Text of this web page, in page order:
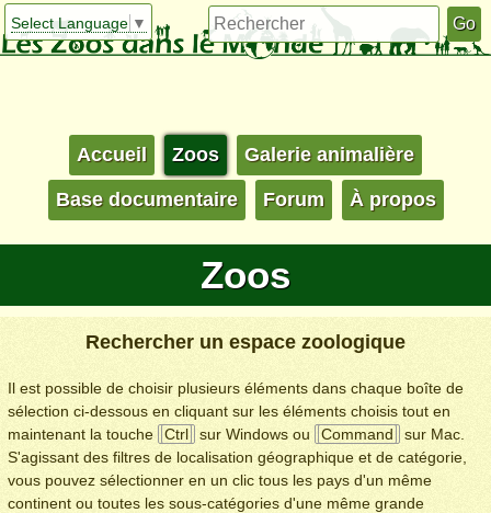
Select Language ▼
Accueil Zoos Galerie animalière
Base documentaire Forum À propos
Zoos
Rechercher un espace zoologique
Il est possible de choisir plusieurs éléments dans chaque boîte de
sélection ci-dessous en cliquant sur les éléments choisis tout en
maintenant la touche
Ctrl sur Windows ou Command
sur Mac.
S'agissant des filtres de localisation géographique et de catégorie,
vous pouvez sélectionner en un clic tous les pays d'un même
continent ou toutes les sous-catégories d'une même grande